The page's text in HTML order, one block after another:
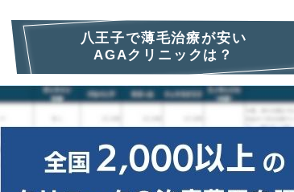
八王子で薄毛治療が安い
AGAクリニックは？